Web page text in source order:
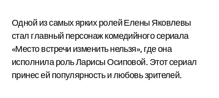
Одной из самых ярких ролей Елены Яковлевы
стал главный персонаж комедийного сериала
«Место встречи изменить нельзя», где она
исполнила роль Ларисы Осиповой. Этот сериал
принес ей популярность и любовь зрителей.